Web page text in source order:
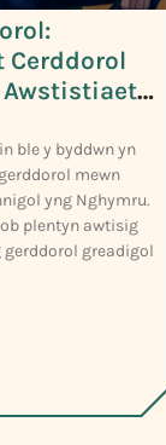
Awstistiaeth
ble y byddwn yn
mewn
yng Nghymru.
plentyn awtisig
greadigol